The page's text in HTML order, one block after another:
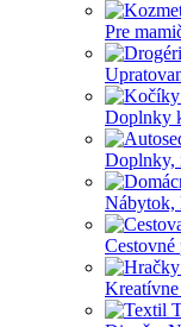
Pre
Doplnky
Doplnky,
Nábytok,